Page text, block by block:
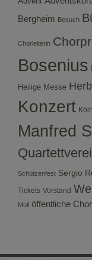
Bergheim Besuch
Chorleiterin
Bosenius
Heilige Messe
Konzert Köln
Manfred
Schützenfest Sergio
Tickets Vorstand
Moll öffentliche